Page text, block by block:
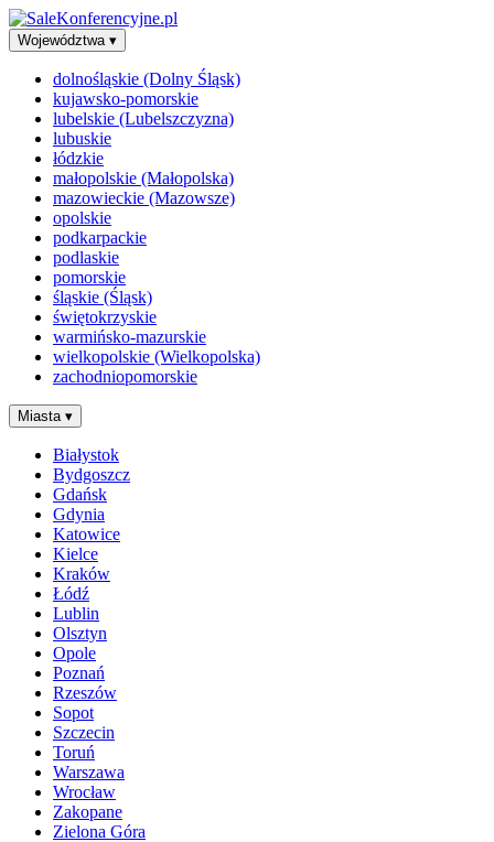
Województwa ▾
dolnośląskie (Dolny Śląsk)
kujawsko-pomorskie
lubelskie (Lubelszczyzna)
lubuskie
łódzkie
małopolskie (Małopolska)
mazowieckie (Mazowsze)
opolskie
podkarpackie
podlaskie
pomorskie
śląskie (Śląsk)
świętokrzyskie
warmińsko-mazurskie
wielkopolskie (Wielkopolska)
zachodniopomorskie
Miasta ▾
Białystok
Bydgoszcz
Gdańsk
Gdynia
Katowice
Kielce
Kraków
Łódź
Lublin
Olsztyn
Opole
Poznań
Rzeszów
Sopot
Szczecin
Toruń
Warszawa
Wrocław
Zakopane
Zielona Góra